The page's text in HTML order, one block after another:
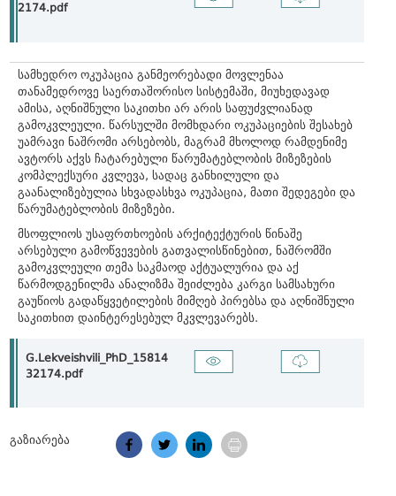
2174.pdf
სამხედრო ოკუპაცია განმეორებადი მოვლენაა
თანამედროვე საერთაშორისო სისტემაში, მიუხედავად
ამისა, აღნიშნული საკითხი არ არის საფუძვლიანად
გამოკვლეული. წარსულში მომხდარი ოკუპაციების შესახებ
უამრავი ნაშრომი არსებობს, მაგრამ მხოლოდ რამდენიმე
ავტორს აქვს ჩატარებული წარუმატებლობის მიზეზების
კომპლექსური კვლევა, სადაც განხილული და
გაანალიზებულია სხვადასხვა ოკუპაცია, მათი შედეგები და
წარუმატებლობის მიზეზები.
მსოფლიოს უსაფრთხოების არქიტექტურის წინაშე
არსებული გამოწვევების გათვალისწინებით, ნაშრომში
გამოკვლეული თემა საკმაოდ აქტუალურია და აქ
წარმოდგენილმა ანალიზმა შეიძლება კარგი სამსახური
გაუწიოს გადაწყვეტილების მიმღებ პირებსა და აღნიშნული
საკითხით დაინტერესებულ მკვლევარებს.
G.Lekveishvili_PhD_15814
32174.pdf
გაზიარება